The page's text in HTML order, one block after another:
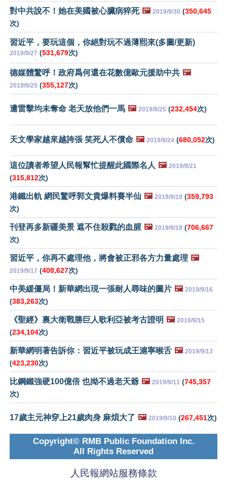
對中共說不！她在美國被心臟病猝死 🖼️ 2019/9/30 (350,645
次)
習近平，要玩這個，你絕對玩不過薄熙來(多圖/更新)
2019/9/27 (531,679次)
德媒體驚呼！政府爲何還在花數億歐元援助中共 🖼️
2019/9/25 (355,127次)
遭雷擊均未奪命 老天放他們一馬 🖼️ 2019/9/25 (232,454次)
天文學家越來越誇張 笑死人不償命 🖼️ 2019/9/24 (680,052次)
這位讀者希望人民報幫忙提醒此國際名人 🖼️ 2019/9/21
(315,812次)
港鐵出軌 網民驚呼郭文貴爆料賽半仙 🖼️ 2019/9/19 (359,793
次)
刊登再多新疆美景 遮不住殺戮的血腥 🖼️ 2019/9/18 (706,667
次)
習近平，你再不處理他，將會被正邪各方力量處理 🖼️
2019/9/17 (408,627次)
中美緩僵局！新華網出現一張耐人尋味的圖片 🖼️ 2019/9/16
(383,263次)
《聖經》裏大衛戰勝巨人歌利亞被考古證明 🖼️ 2019/9/15
(234,104次)
新華網明著告訴你：習近平被玩成王滬寧喉舌 🖼️ 2019/9/13
(423,230次)
比鋼鐵強硬100億倍 也拗不過老天爺 🖼️ 2019/9/11 (745,357
次)
17歲主元神穿上21歲肉身 麻煩大了 🖼️ 2019/9/10 (267,451次)
Copyright© RMB Public Foundation Inc.
All Rights Reserved
人民報網站服務條款